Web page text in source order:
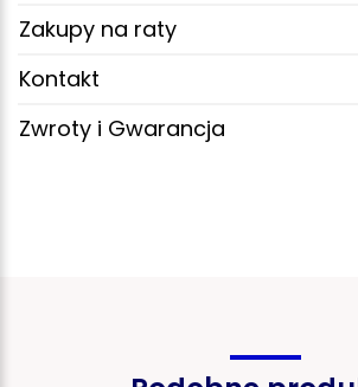
Zakupy na raty
Kontakt
Zwroty i Gwarancja